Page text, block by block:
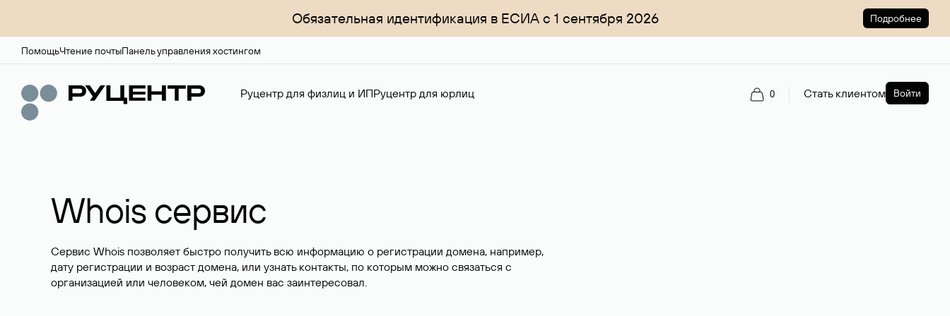
Обязательная идентификация в ЕСИА с 1 сентября 2026 Подробнее
ПомощьЧтение почтыПанель управления хостингом
Руцентр для физлиц и ИПРуцентр для юрлиц 0 Стать клиентом Войти
Whois сервис
Сервис Whois позволяет быстро получить всю информацию о регистрации домена, например,
дату регистрации и возраст домена, или узнать контакты, по которым можно связаться с
организацией или человеком, чей домен вас заинтересовал.